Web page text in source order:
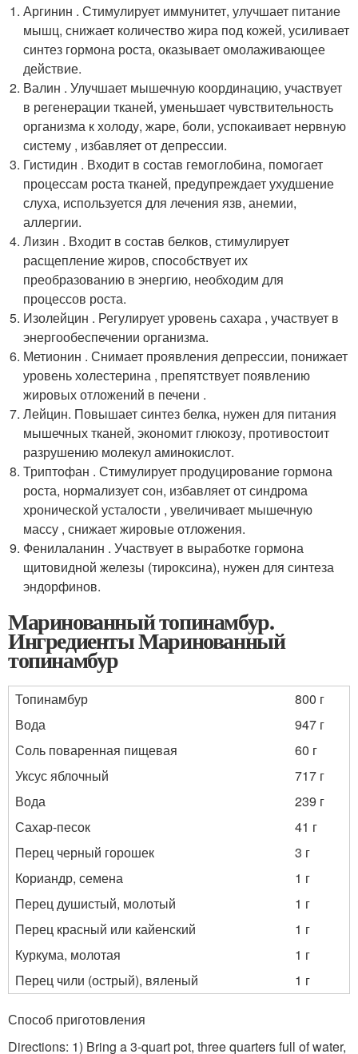
Аргинин . Стимулирует иммунитет, улучшает питание
мышц, снижает количество жира под кожей, усиливает
синтез гормона роста, оказывает омолаживающее
действие.
Валин . Улучшает мышечную координацию, участвует
в регенерации тканей, уменьшает чувствительность
организма к холоду, жаре, боли, успокаивает нервную
систему , избавляет от депрессии.
Гистидин . Входит в состав гемоглобина, помогает
процессам роста тканей, предупреждает ухудшение
слуха, используется для лечения язв, анемии,
аллергии.
Лизин . Входит в состав белков, стимулирует
расщепление жиров, способствует их
преобразованию в энергию, необходим для
процессов роста.
Изолейцин . Регулирует уровень сахара , участвует в
энергообеспечении организма.
Метионин . Снимает проявления депрессии, понижает
уровень холестерина , препятствует появлению
жировых отложений в печени .
Лейцин. Повышает синтез белка, нужен для питания
мышечных тканей, экономит глюкозу, противостоит
разрушению молекул аминокислот.
Триптофан . Стимулирует продуцирование гормона
роста, нормализует сон, избавляет от синдрома
хронической усталости , увеличивает мышечную
массу , снижает жировые отложения.
Фенилаланин . Участвует в выработке гормона
щитовидной железы (тироксина), нужен для синтеза
эндорфинов.
Маринованный топинамбур.
Ингредиенты Маринованный
топинамбур
Топинамбур
800 г
Вода
947 г
Соль поваренная пищевая
60 г
Уксус яблочный
717 г
Вода
239 г
Сахар-песок
41 г
Перец черный горошек
3 г
Кориандр, семена
1 г
Перец душистый, молотый
1 г
Перец красный или кайенский
1 г
Куркума, молотая
1 г
Перец чили (острый), вяленый
1 г
Способ приготовления
Directions: 1) Bring a 3-quart pot, three quarters full of water,